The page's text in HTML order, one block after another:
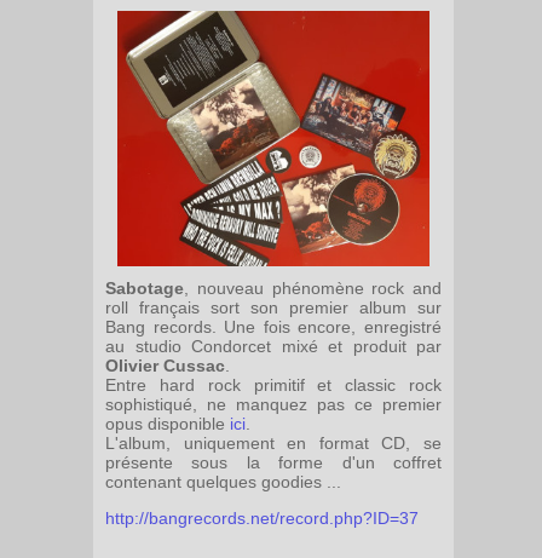
Sabotage , nouveau phénomène rock and
roll français sort son premier album sur
Bang records. Une fois encore, enregistré
au studio Condorcet mixé et produit par
Olivier Cussac
Entre hard rock primitif et classic rock
sophistiqué, ne manquez pas ce premier
opus disponible ici
L'album, uniquement en format CD, se
présente sous la forme d'un coffret
contenant quelques goodies ...
http://bangrecords.net/record.php?ID=37